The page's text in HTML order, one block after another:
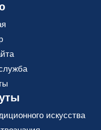
искусства